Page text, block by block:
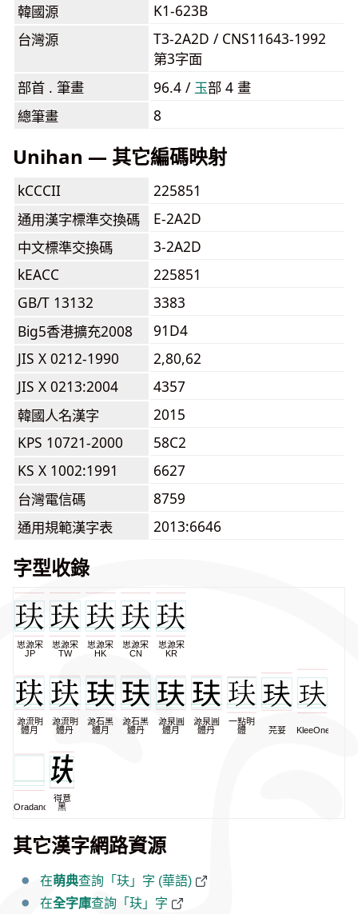
韓國源
K1-623B
台灣源
T3-2A2D / CNS11643-1992
第3字面
部首 . 筆畫
96.4 / ⽟部 4 畫
總筆畫
8
Unihan — 其它編碼映射
kCCCII
225851
通用漢字標準交換碼
E-2A2D
中文標準交換碼
3-2A2D
kEACC
225851
GB/T 13132
3383
Big5香港擴充2008
91D4
JIS X 0212-1990
2,80,62
JIS X 0213:2004
4357
韓國人名漢字
2015
KPS 10721-2000
58C2
KS X 1002:1991
6627
台灣電信碼
8759
通用規範漢字表
2013:6646
字型收錄
思源宋
JP
思源宋
TW
思源宋
HK
思源宋
CN
思源宋
KR
源流明
體月
源流明
體丹
源石黑
體月
源石黑
體丹
源泉圓
體月
源泉圓
體丹
一點明
體
芫荽 KleeOne
Oradano
得意
黑
其它漢字網路資源
在萌典查詢「玞」字 (華語)
在全字庫查詢「玞」字